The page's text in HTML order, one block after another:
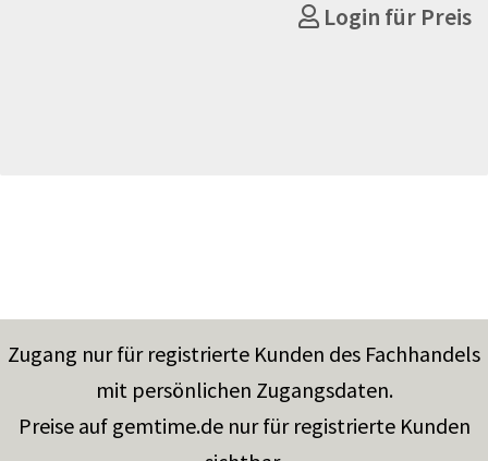
Login für Preis
Zugang nur für registrierte Kunden des Fachhandels
mit persönlichen Zugangsdaten.
Preise auf gemtime.de nur für registrierte Kunden